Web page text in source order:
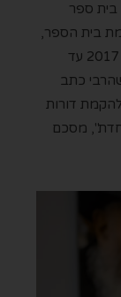
בית ספר
בית הספר,
העירייה תספק את כל מה שצריך. "מאוגוסט 2017 עד
שהרבי כתב
דורות
מסכם